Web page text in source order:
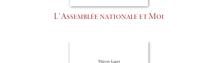
L’Assemblée nationale et Moi